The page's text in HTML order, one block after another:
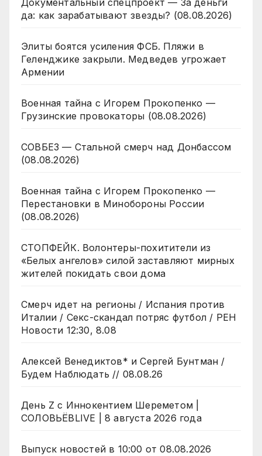
Документальный спецпроект — За деньги
да: как зарабатывают звезды? (08.08.2026)
Элиты боятся усиления ФСБ. Пляжи в
Геленджике закрыли. Медведев угрожает
Армении
Военная тайна с Игорем Прокопенко —
Грузинские провокаторы (08.08.2026)
СОВБЕЗ — Стальной смерч над Донбассом
(08.08.2026)
Военная тайна с Игорем Прокопенко —
Перестановки в Минобороны России
(08.08.2026)
СТОПФЕЙК. Волонтеры-похитители из
«Белых ангелов» силой заставляют мирных
жителей покидать свои дома
Смерч идет на регионы / Испания против
Италии / Секс-скандал потряс футбол / РЕН
Новости 12:30, 8.08
Алексей Венедиктов* и Сергей Бунтман /
Будем Наблюдать // 08.08.26
День Z с Иннокентием Шереметом |
СОЛОВЬЁВLIVE | 8 августа 2026 года
Выпуск новостей в 10:00 от 08.08.2026